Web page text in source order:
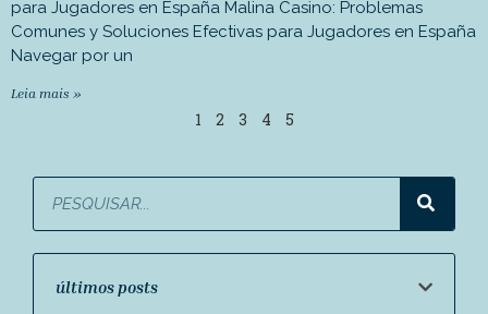
para Jugadores en España Malina Casino: Problemas
Comunes y Soluciones Efectivas para Jugadores en España
Navegar por un
Leia mais »
1 2 3 4 5
últimos posts